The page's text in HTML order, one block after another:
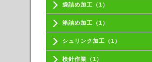
袋詰め加工（1）
箱詰め加工（1）
シュリンク加工（1）
検針作業（1）